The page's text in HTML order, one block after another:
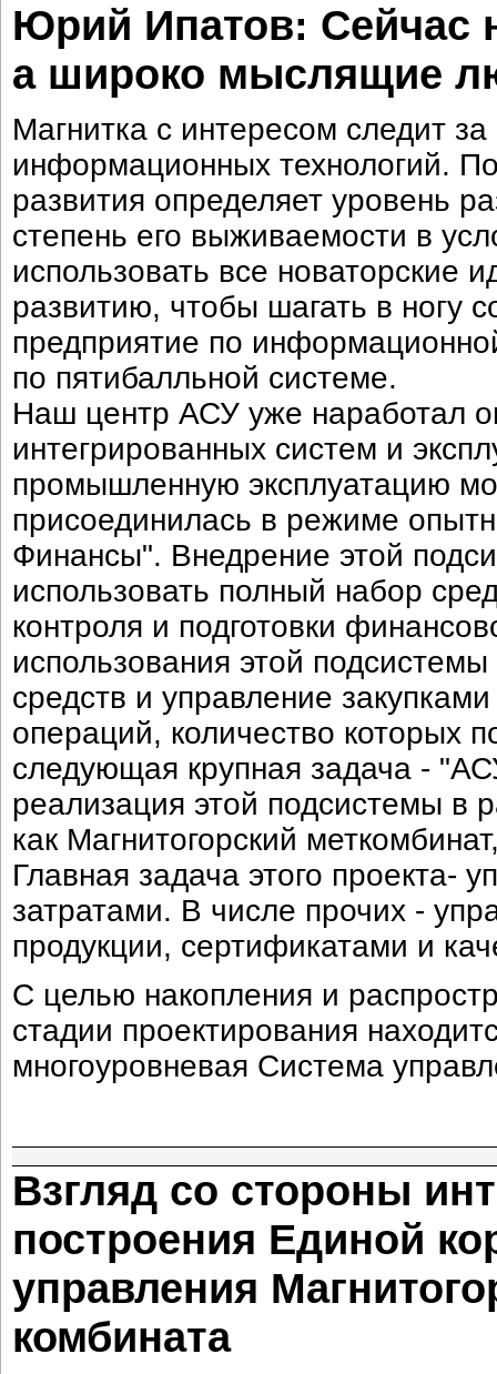
Юрий Ипатов: Сейчас
а широко мыслящие
Магнитка с интересом следит
информационных технологий.
развития определяет уровень
степень его выживаемости в
использовать все новаторские
развитию, чтобы шагать в ногу
предприятие по
по пятибалльной системе.
Наш центр АСУ уже наработал
интегрированных систем и
промышленную эксплуатацию
присоединилась в режиме
Финансы". Внедрение этой
использовать полный набор
контроля и подготовки
использования этой
средств и управление
операций, количество которых
следующая крупная задача -
реализация этой подсистемы в
как Магнитогорский
Главная задача этого проекта-
затратами. В числе прочих -
продукции, сертификатами и
С целью накопления и
стадии проектирования
многоуровневая Система
Взгляд со стороны
построения Единой
управления
комбината